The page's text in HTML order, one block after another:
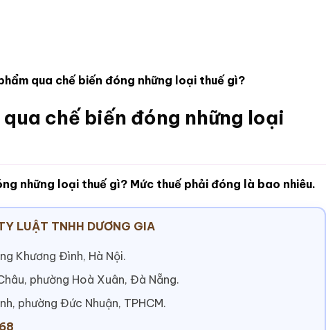
qua chế biến đóng những loại thuế gì?
chế biến đóng những loại
những loại thuế gì? Mức thuế phải đóng là bao nhiêu.
LUẬT TNHH DƯƠNG GIA
Khương Đình, Hà Nội.
phường Hoà Xuân, Đà Nẵng.
phường Đức Nhuận, TPHCM.